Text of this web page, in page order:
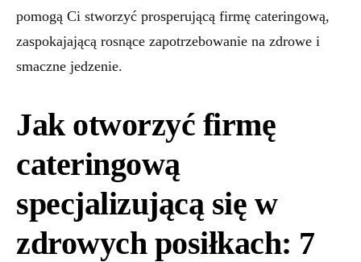
pomogą Ci stworzyć prosperującą firmę cateringową,
zaspokajającą rosnące zapotrzebowanie na zdrowe i
smaczne jedzenie.
Jak otworzyć firmę
cateringową
specjalizującą się w
zdrowych posiłkach: 7